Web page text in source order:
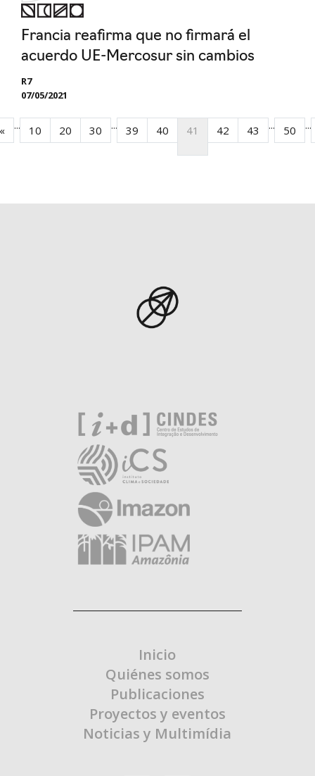
Francia reafirma que no firmará el
acuerdo UE-Mercosur sin cambios
R7
07/05/2021
... 10 20 30 ... 39 40 41 42 43 ... 50 ...
Inicio
Quiénes somos
Publicaciones
Proyectos y eventos
Noticias y Multimídia